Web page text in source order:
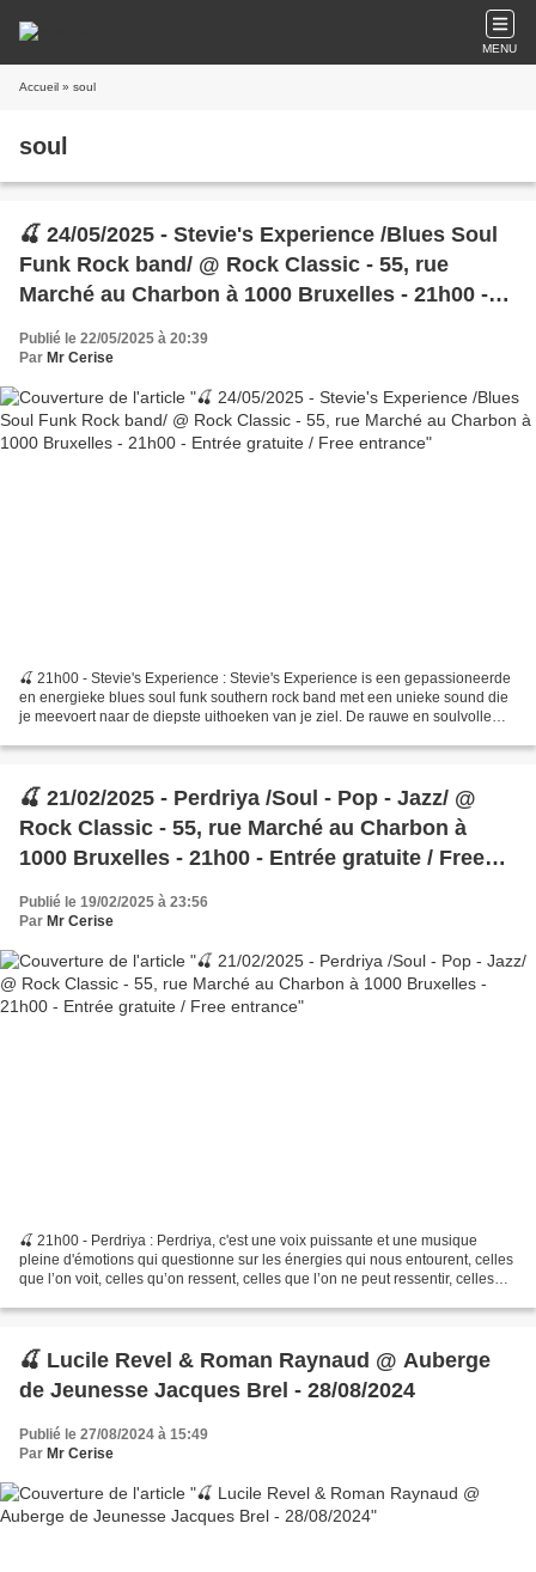
MENU
Accueil » soul
soul
🍒 24/05/2025 - Stevie's Experience /Blues Soul
Funk Rock band/ @ Rock Classic - 55, rue
Marché au Charbon à 1000 Bruxelles - 21h00 -
Entrée gratuite / Free entrance
Publié le 22/05/2025 à 20:39
Par Mr Cerise
🍒 21h00 - Stevie's Experience : Stevie's Experience is een gepassioneerde
en energieke blues soul funk southern rock band met een unieke sound die
je meevoert naar de diepste uithoeken van je ziel. De rauwe en soulvolle
🍒 21/02/2025 - Perdriya /Soul - Pop - Jazz/ @
Rock Classic - 55, rue Marché au Charbon à
1000 Bruxelles - 21h00 - Entrée gratuite / Free
Publié le 19/02/2025 à 23:56
Par Mr Cerise
🍒 21h00 - Perdriya : Perdriya, c'est une voix puissante et une musique
pleine d'émotions qui questionne sur les énergies qui nous entourent, celles
que l’on voit, celles qu’on ressent, celles que l’on ne peut ressentir, celles
🍒 Lucile Revel & Roman Raynaud @ Auberge
de Jeunesse Jacques Brel - 28/08/2024
Publié le 27/08/2024 à 15:49
Par Mr Cerise